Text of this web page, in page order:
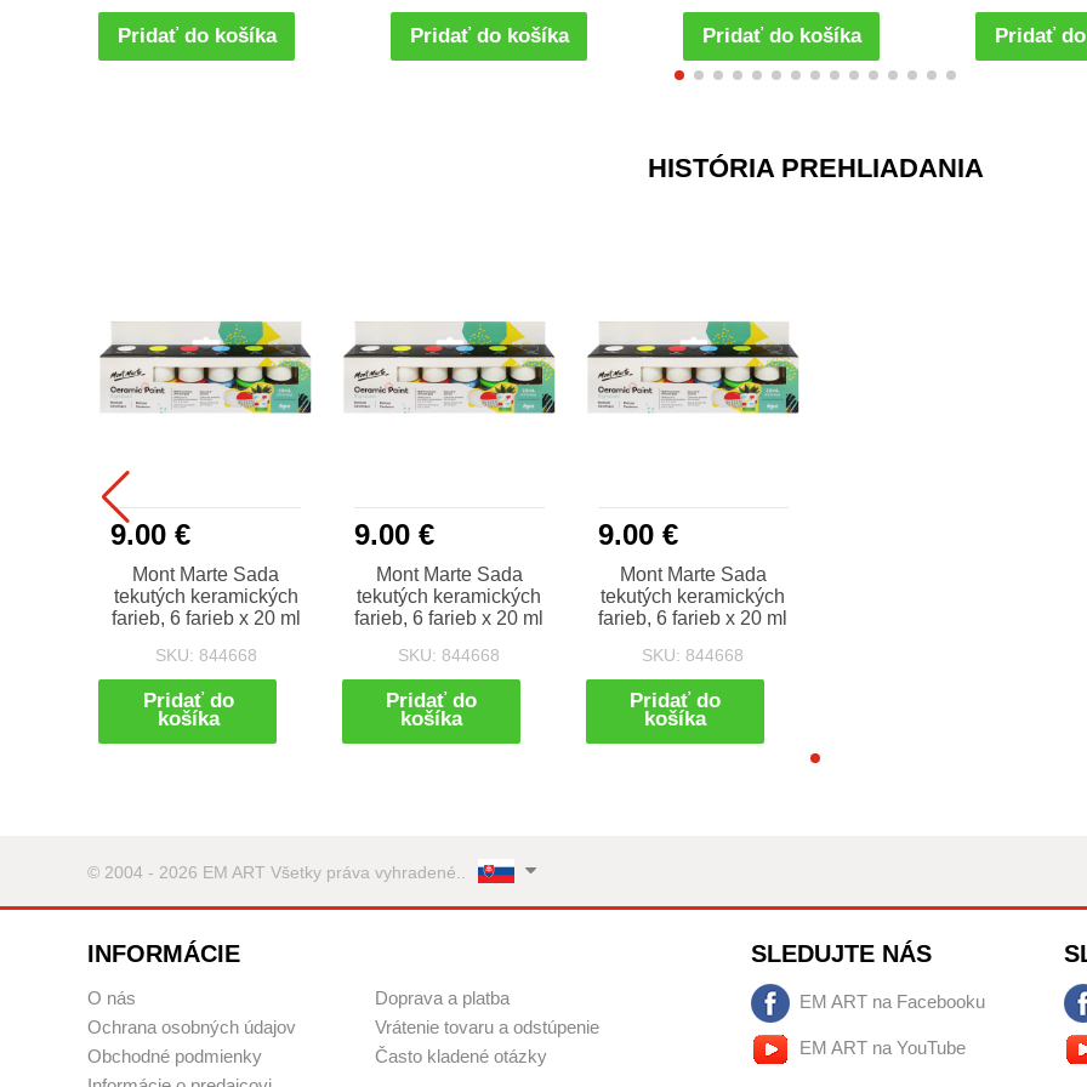
Pridať do košíka Pridať do košíka Pridať do košíka Pridať
HISTÓRIA PREHLIADANIA
9.00 €
Mont Marte Sada
tekutých keramických
farieb, 6 farieb x 20 ml
SKU: 844668
Pridať do
košíka
9.00 €
Mont Marte Sada
tekutých keramických
farieb, 6 farieb x 20 ml
SKU: 844668
Pridať do
košíka
9.00 €
Mont Marte Sada
tekutých keramických
farieb, 6 farieb x 20 ml
SKU: 844668
Pridať do
košíka
© 2004 - 2026 EM ART Všetky práva vyhradené..
INFORMÁCIE
O nás
Ochrana osobných údajov
Obchodné podmienky
Doprava a platba
Vrátenie tovaru a odstúpenie
Často kladené otázky
SLEDUJTE NÁS
EM ART na Facebooku
EM ART na YouTube